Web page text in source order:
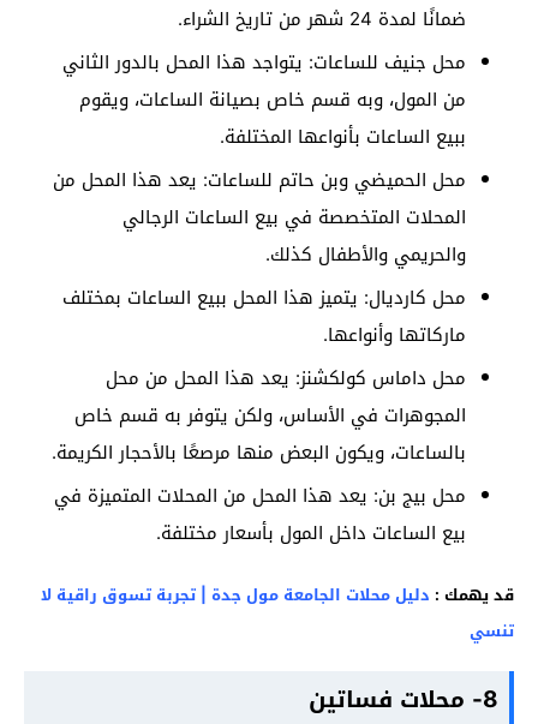
ضمانًا لمدة 24 شهر من تاريخ الشراء.
محل جنيف للساعات: يتواجد هذا المحل بالدور الثاني
من المول، وبه قسم خاص بصيانة الساعات، ويقوم
ببيع الساعات بأنواعها المختلفة.
محل الحميضي وبن حاتم للساعات: يعد هذا المحل من
المحلات المتخصصة في بيع الساعات الرجالي
والحريمي والأطفال كذلك.
محل كارديال: يتميز هذا المحل ببيع الساعات بمختلف
ماركاتها وأنواعها.
محل داماس كولكشنز: يعد هذا المحل من محل
المجوهرات في الأساس، ولكن يتوفر به قسم خاص
بالساعات، ويكون البعض منها مرصعًا بالأحجار الكريمة.
محل بيج بن: يعد هذا المحل من المحلات المتميزة في
بيع الساعات داخل المول بأسعار مختلفة.
قد يهمك : دليل محلات الجامعة مول جدة | تجربة تسوق راقية لا
تنسي
8- محلات فساتين